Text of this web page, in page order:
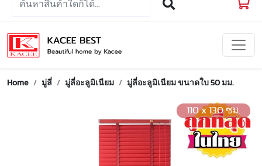
Home มู่ลี่ มู่ลี่อะลูมิเนียม มู่ลี่อะลูมิเนียม ขนาดใบ 50 มม.
110 x 130 ซม.